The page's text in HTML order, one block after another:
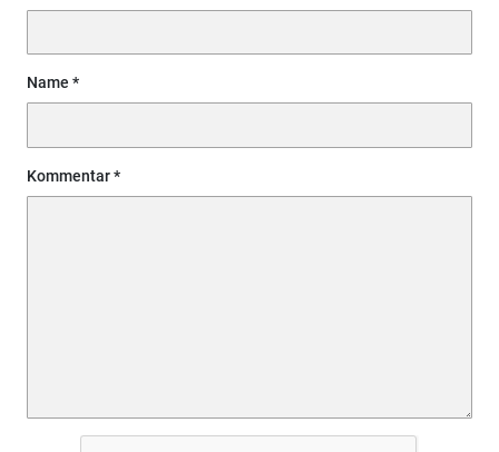
Name
Kommentar